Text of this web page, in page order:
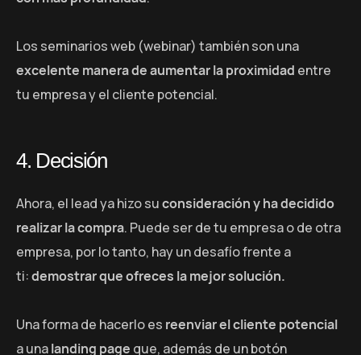
Los seminarios web (webinar) también son una
excelente manera de aumentar la proximidad entre
tu empresa y el cliente potencial.
4. Decisión
Ahora, el lead ya hizo suconsideración y ha decidido
realizar la compra. Puede ser de tu empresa o de otra
empresa, por lo tanto, hay un desafío frente a
ti:demostrar que ofreces la mejor solución.
Una forma de hacerlo es reenviar el cliente potencial
a unalanding page que, además de un botón